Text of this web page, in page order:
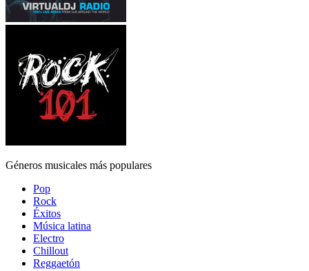
Géneros musicales más populares
Pop
Rock
Éxitos
Música latina
Electro
Chillout
Reggaetón